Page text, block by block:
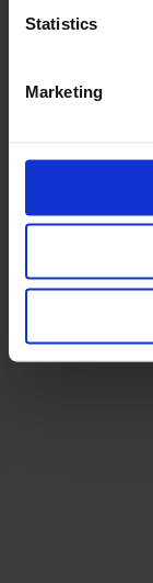
Statistics
Marketing